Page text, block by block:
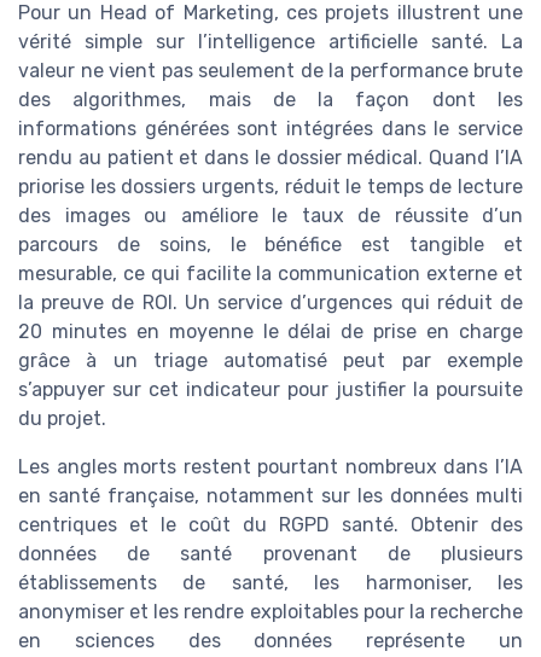
Pour un Head of Marketing, ces projets illustrent une
vérité simple sur l’intelligence artificielle santé. La
valeur ne vient pas seulement de la performance brute
des algorithmes, mais de la façon dont les
informations générées sont intégrées dans le service
rendu au patient et dans le dossier médical. Quand l’IA
priorise les dossiers urgents, réduit le temps de lecture
des images ou améliore le taux de réussite d’un
parcours de soins, le bénéfice est tangible et
mesurable, ce qui facilite la communication externe et
la preuve de ROI. Un service d’urgences qui réduit de
20 minutes en moyenne le délai de prise en charge
grâce à un triage automatisé peut par exemple
s’appuyer sur cet indicateur pour justifier la poursuite
du projet.
Les angles morts restent pourtant nombreux dans l’IA
en santé française, notamment sur les données multi
centriques et le coût du RGPD santé. Obtenir des
données de santé provenant de plusieurs
établissements de santé, les harmoniser, les
anonymiser et les rendre exploitables pour la recherche
en sciences des données représente un